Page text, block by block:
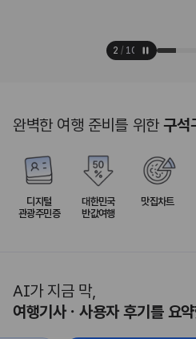
2 / 10
완벽한 여행 준비를 위한구석
디지털
관광주민증
대한민국
반값여행
맛집차트
AI가 지금 막,
여행기사ㆍ사용자 후기를 요